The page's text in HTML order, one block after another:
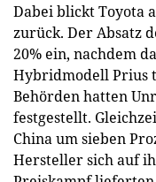
Dabei blickt Toyota
zurück. Der Absatz
20% ein, nachdem
Hybridmodell Prius
Behörden hatten
festgestellt.
China um sieben
Hersteller sich auf